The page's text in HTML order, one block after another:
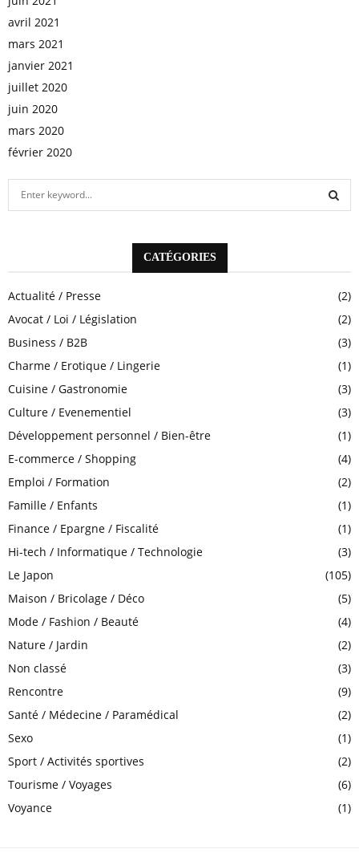
avril 2021
mars 2021
janvier 2021
juillet 2020
juin 2020
mars 2020
février 2020
f
o
r
:
CATÉGORIES
Actualité / Presse
(2)
Avocat / Loi / Législation
(2)
Business / B2B
(3)
Charme / Erotique / Lingerie
(1)
Cuisine / Gastronomie
(3)
Culture / Evenementiel
(3)
Développement personnel / Bien-être
(1)
E-commerce / Shopping
(4)
Emploi / Formation
(2)
Famille / Enfants
(1)
Finance / Epargne / Fiscalité
(1)
Hi-tech / Informatique / Technologie
(3)
Le Japon
(105)
Maison / Bricolage / Déco
(5)
Mode / Fashion / Beauté
(4)
Nature / Jardin
(2)
Non classé
(3)
Rencontre
(9)
Santé / Médecine / Paramédical
(2)
Sexo
(1)
Sport / Activités sportives
(2)
Tourisme / Voyages
(6)
Voyance
(1)